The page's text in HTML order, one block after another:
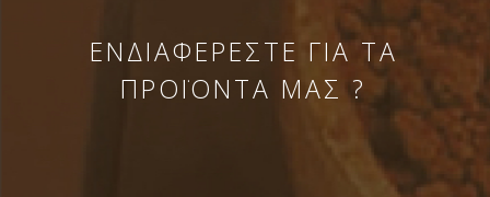
ΕΝΔΙΑΦΕΡΕΣΤΕ ΓΙΑ ΤΑ
ΠΡΟΪΟΝΤΑ ΜΑΣ ?